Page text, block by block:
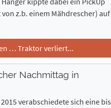
z.b. einem Mähdrescher) auf
… Traktor verliert...
Nachmittag in
verabschiedete sich eine bis